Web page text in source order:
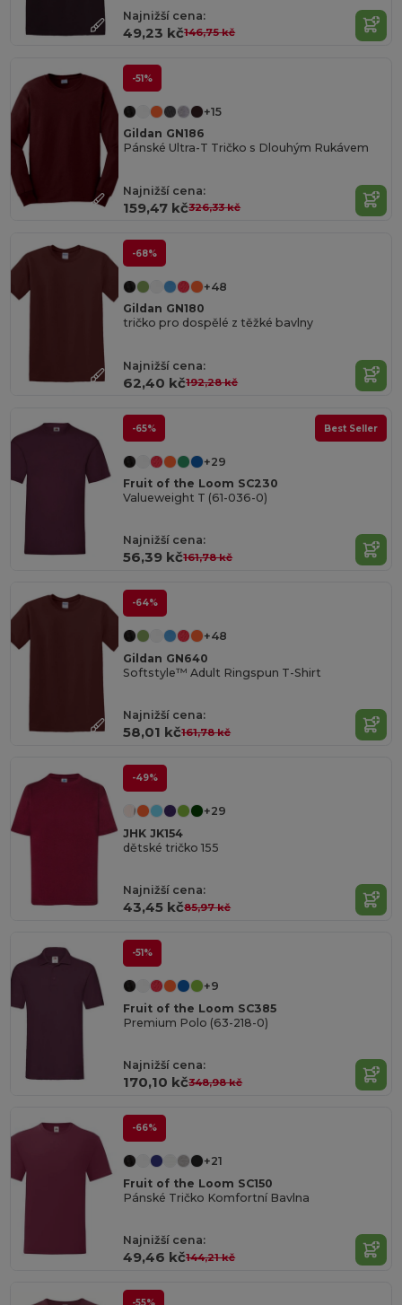
Najnižší cena:
49,23 kč146,75 kč
-51%
+15
Gildan GN186
Pánské Ultra-T Tričko s Dlouhým Rukávem
Najnižší cena:
159,47 kč326,33 kč
-68%
+48
Gildan GN180
tričko pro dospělé z těžké bavlny
Najnižší cena:
62,40 kč192,28 kč
-65% Best Seller
+29
Fruit of the Loom SC230
Valueweight T (61-036-0)
Najnižší cena:
56,39 kč161,78 kč
-64%
+48
Gildan GN640
Softstyle™ Adult Ringspun T-Shirt
Najnižší cena:
58,01 kč161,78 kč
-49%
+29
JHK JK154
dětské tričko 155
Najnižší cena:
43,45 kč85,97 kč
-51%
+9
Fruit of the Loom SC385
Premium Polo (63-218-0)
Najnižší cena:
170,10 kč348,98 kč
-66%
+21
Fruit of the Loom SC150
Pánské Tričko Komfortní Bavlna
Najnižší cena:
49,46 kč144,21 kč